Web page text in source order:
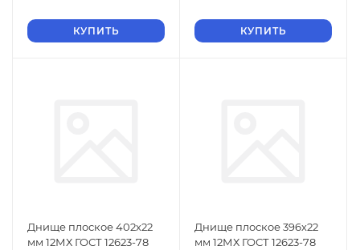
КУПИТЬ КУПИТЬ
Днище плоское 402х22
мм 12МХ ГОСТ 12623-78
Днище плоское 396х22
мм 12МХ ГОСТ 12623-78